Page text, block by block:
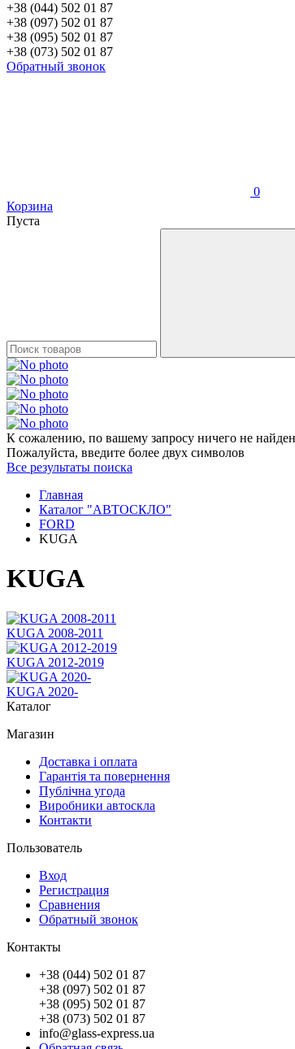
+38 (044) 502 01 87
+38 (097) 502 01 87
+38 (095) 502 01 87
+38 (073) 502 01 87
Обратный звонок
0
Корзина
Пуста
К сожалению, по вашему запросу ничего не
Пожалуйста, введите более двух символов
Все результаты поиска
Главная
Каталог "АВТОСКЛО"
FORD
KUGA
KUGA
KUGA 2008-2011
KUGA 2012-2019
KUGA 2020-
Каталог
Магазин
Доставка і оплата
Гарантія та повернення
Публічна угода
Виробники автоскла
Контакти
Пользователь
Вход
Регистрация
Сравнения
Обратный звонок
Контакты
+38 (044) 502 01 87
+38 (097) 502 01 87
+38 (095) 502 01 87
+38 (073) 502 01 87
info@glass-express.ua